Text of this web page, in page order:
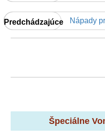
Predchádzajúce
Špeciálne